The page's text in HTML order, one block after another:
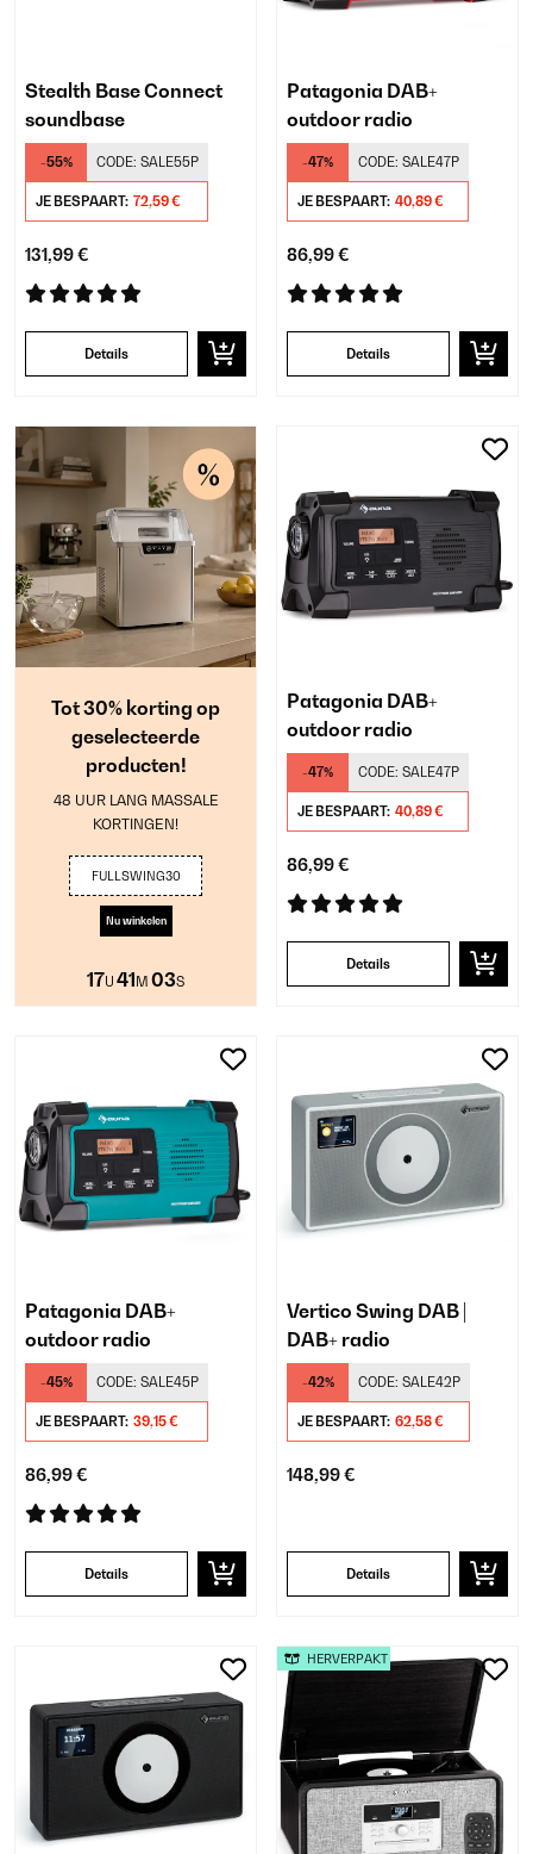
Stealth Base Connect
soundbase
-55% CODE: SALE55P
JE BESPAART: 72,59 €
131,99 €
Details
Patagonia DAB+
outdoor radio
-47% CODE: SALE47P
JE BESPAART: 40,89 €
86,99 €
Details
Tot 30% korting op
geselecteerde
producten!
48 UUR LANG MASSALE
KORTINGEN!
FULLSWING30
Nu winkelen
17U 41 M 03S
Patagonia DAB+
outdoor radio
-47% CODE: SALE47P
JE BESPAART: 40,89 €
86,99 €
Details
Patagonia DAB+
outdoor radio
-45% CODE: SALE45P
JE BESPAART: 39,15 €
86,99 €
Details
Vertico Swing DAB |
DAB+ radio
-42% CODE: SALE42P
JE BESPAART: 62,58 €
148,99 €
Details
HERVERPAKT